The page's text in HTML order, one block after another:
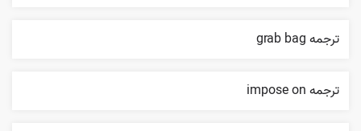
ترجمه grab bag
ترجمه impose on